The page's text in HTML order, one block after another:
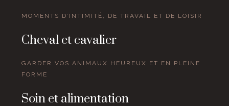
MOMENTS D’INTIMITÉ, DE TRAVAIL ET DE LOISIR
Cheval et cavalier
GARDER VOS ANIMAUX HEUREUX ET EN PLEINE
FORME
Soin et alimentation